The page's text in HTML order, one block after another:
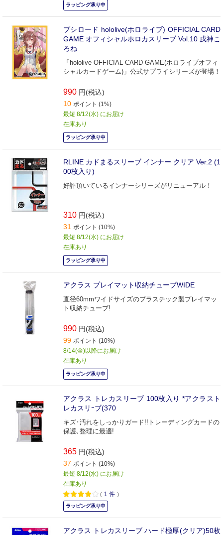
ラッピング承り中
ブシロード hololive(ホロライブ) OFFICIAL CARD
GAME オフィシャルホロカスリーブ Vol.10 戌神こ
ろね
「hololive OFFICIAL CARD GAME(ホロライブオフィ
シャルカードゲーム)」公式サプライシリーズが登場！
990 円(税込)
10 ポイント (1%)
最短 8/12(水) にお届け
在庫あり
ラッピング承り中
RLINE カドまるスリーブ インナー クリア Ver.2 (1
00枚入り)
好評頂いているインナーシリーズがリニューアル！
310 円(税込)
31 ポイント (10%)
最短 8/12(水) にお届け
在庫あり
ラッピング承り中
アクラス プレイマット収納チューブWIDE
直径60mmワイドサイズのプラスチック製プレイマッ
ト収納チューブ!
990 円(税込)
99 ポイント (10%)
8/14(金)以降にお届け
在庫あり
ラッピング承り中
アクラス トレカスリーブ 100枚入り *アクラスト
レカスリｰブ(370
キズ･汚れをしっかりガード!!トレーディングカードの
保護､整理に最適!
365 円(税込)
37 ポイント (10%)
最短 8/12(水) にお届け
在庫あり
（ 1 件 ）
ラッピング承り中
アクラス トレカスリーブ ハード極厚(クリア)50枚